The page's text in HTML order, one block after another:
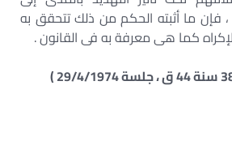
فإن ما أثبته الحكم من ذلك تتحقق به
كما هى معرفة به فى القانون .